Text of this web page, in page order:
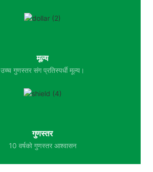
मूल्य
उच्च गुणस्तर संग प्रतिस्पर्धी मूल्य।
गुणस्तर
10 वर्षको गुणस्तर आश्वासन